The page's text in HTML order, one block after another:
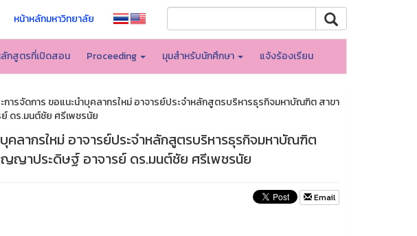
หน้าหลักมหาวิทยาลัย
กสูตรที่เปิดสอน Proceeding มุมสำหรับนักศึกษา แจ้งร้องเรียน
ารจัดการ ขอแนะนำบุคลากรใหม่ อาจารย์ประจำหลักสูตรบริหารธุรกิจมหาบัณฑิต สาขา
ดร.มนต์ชัย ศรีเพชรนัย
คลากรใหม่ อาจารย์ประจำหลักสูตรบริหารธุรกิจมหาบัณฑิต
ญาประดิษฐ์ อาจารย์ ดร.มนต์ชัย ศรีเพชรนัย
Email